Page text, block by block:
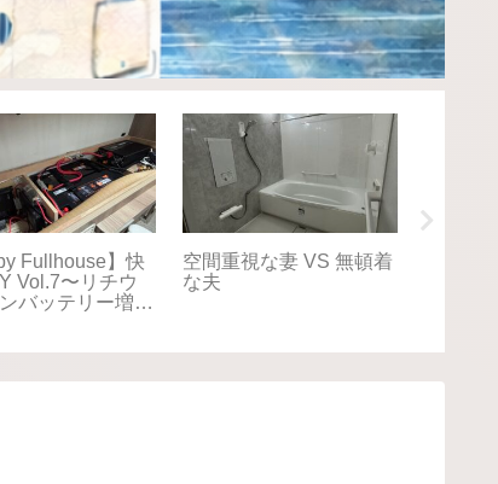
Fullhouse】快
Vol.7〜リチウ
バッテリー増
空間重視な妻 VS 無頓着
な夫